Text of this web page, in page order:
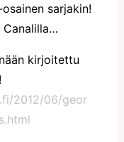
sarjakin!
Canalilla…
kirjoitettu
2012/06/geor